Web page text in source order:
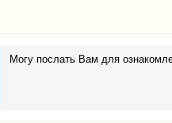
Могу послать Вам для